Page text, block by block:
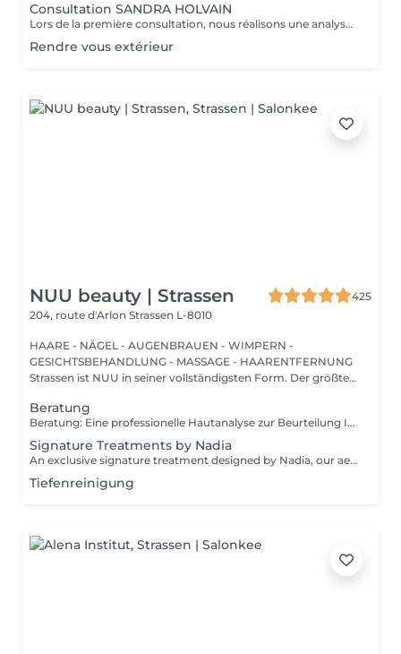
Consultation SANDRA HOLVAIN
Lors de la première consultation, nous réalisons une analyse personnalisée de votre peau et de votre routine cosmétique. Nous définissons ensuite un plan de traitement sur mesure, adapté à vos besoins et à vos objectifs.
Rendre vous extérieur
NUU beauty | Strassen
425
204, route d'Arlon Strassen L-8010
HAARE - NÄGEL - AUGENBRAUEN - WIMPERN -
GESICHTSBEHANDLUNG - MASSAGE - HAARENTFERNUNG
Strassen ist NUU in seiner vollständigsten Form. Der größte
Beratung
Beratung: Eine professionelle Hautanalyse zur Beurteilung Ihres Hautzustands, zur Besprechung Ihrer Hautbedürfnisse und zur Empfehlung der passenden Behandlungen sowie einer geeigneten Pflege für zu Hause. Beratung & Erste Behandlung: Eine professionelle Hautanalyse zur Beurteilung Ihres Hautzustands, zur Besprechung Ihrer Hautbedürfnisse und zur Empfehlung der passenden Behandlungen sowie einer geeigneten Pflege für zu Hause. Anschließend folgt eine individuell angepasste Behandlung, die auf die aktuellen Bedürfnisse Ihrer Haut abgestimmt ist. Der Preis hängt von der gewählten Behandlung ab.
Signature Treatments by Nadia
An exclusive signature treatment designed by Nadia, our aesthetician, for the delicate eye and neck area. It delivers intensive hydration and improves skin elasticity, helping to restore firmness, smoothness, and a visibly refreshed appearance. The treatment helps reduce the appearance of fine lines, provides a gentle brightening effect around the eyes, and creates a natural lifting result for a more rested and youthful look. Another combination is eye- and neck-intensive hydration with a full facial treatment. This combination is ideal for clients seeking full-face care and an instantly refreshed, healthy look.
Tiefenreinigung